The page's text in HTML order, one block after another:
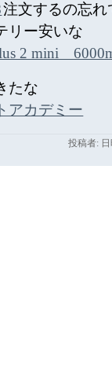
注文するの忘
リー安いな
2 mini
たな
アカデミー
投稿者: 日